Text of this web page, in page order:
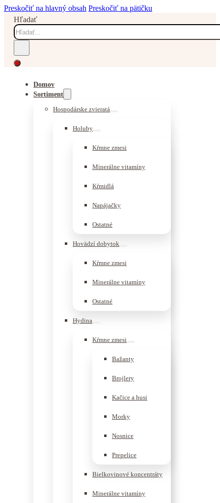
Preskočiť na hlavný obsah Preskočiť na pätičku
Hľadať
Domov
Sortiment
Hospodárske zvieratá
Holuby
Kŕmne zmesi
Minerálne vitamíny
Kŕmidlá
Napájačky
Ostatné
Hovädzí dobytok
Kŕmne zmesi
Minerálne vitamíny
Ostatné
Hydina
Kŕmne zmesi
Bažanty
Brojlery
Kačice a husi
Morky
Nosnice
Prepelice
Bielkovinové koncentráty
Minerálne vitamíny